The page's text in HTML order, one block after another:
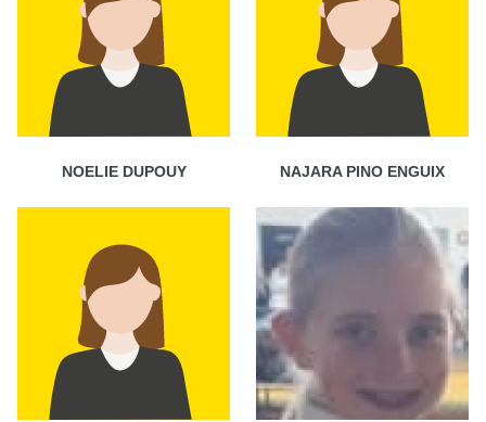
NOELIE DUPOUY NAJARA PINO ENGUIX